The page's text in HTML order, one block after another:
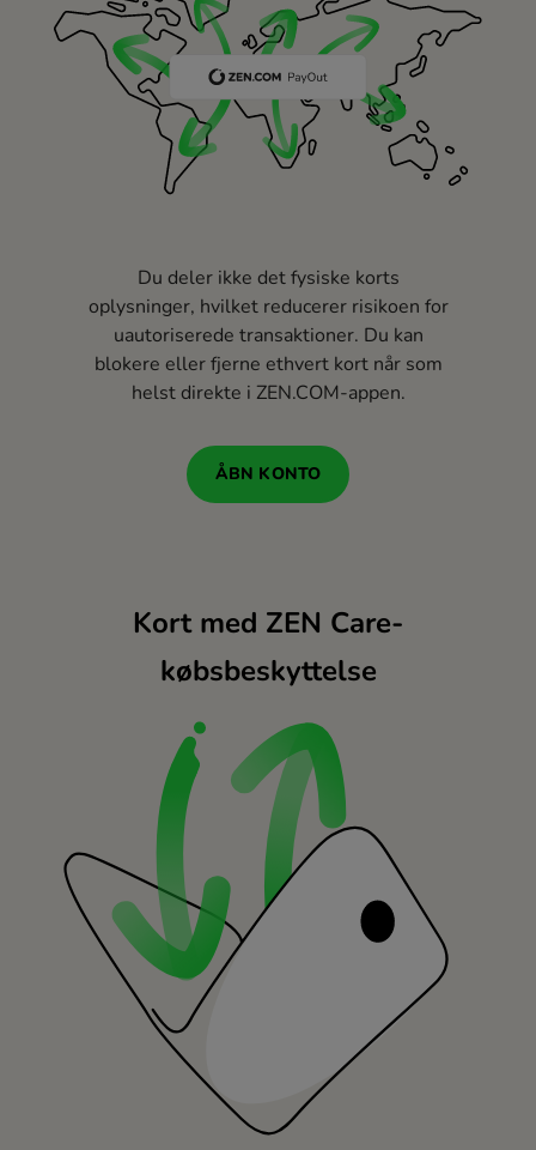
Du deler ikke det fysiske korts
oplysninger, hvilket reducerer risikoen for
uautoriserede transaktioner. Du kan
blokere eller fjerne ethvert kort når som
helst direkte i ZEN.COM-appen.
ÅBN KONTO
Kort med ZEN Care-
købsbeskyttelse